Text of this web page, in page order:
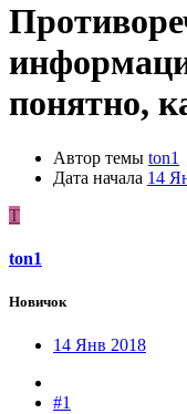
понятно,
Автор темы ton1
Дата начала 14
T
ton1
Новичок
14 Янв 2018
#1